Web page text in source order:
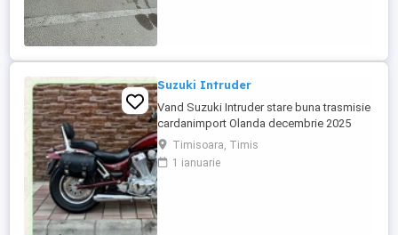
Suzuki Intruder
Vand Suzuki Intruder stare buna trasmisie
cardanimport Olanda decembrie 2025
inmatriculat RO IN FEBRUARIE Nu raspund
la mesaje.Schimb cu ATV plus sau minus
diferenta
Timisoara, Timis
1 ianuarie